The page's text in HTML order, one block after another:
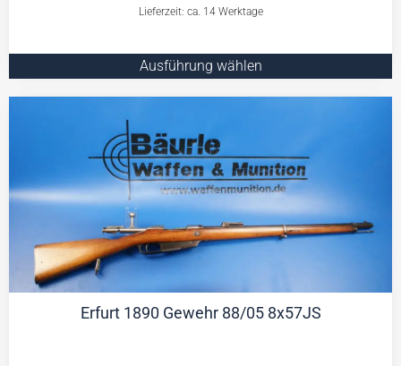
Lieferzeit: ca. 14 Werktage
Ausführung wählen
Erfurt 1890 Gewehr 88/05 8x57JS